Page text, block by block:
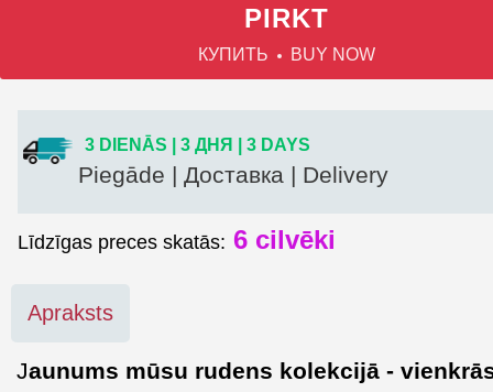
PIRKT
КУПИТЬ BUY NOW
3 DIENĀS | 3 ДНЯ | 3 DAYS
Piegāde | Доставка | Delivery
Līdzīgas preces skatās: 6 cilvēki
Apraksts
Jaunums mūsu rudens kolekcijā -